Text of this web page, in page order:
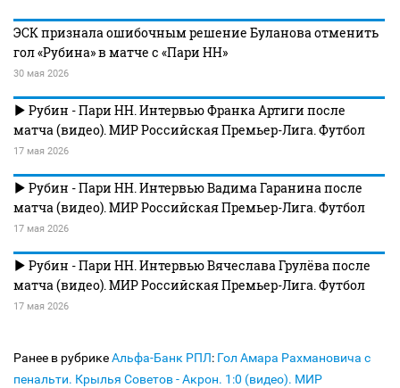
ЭСК признала ошибочным решение Буланова отменить
гол «Рубина» в матче с «Пари НН»
30 мая 2026
Рубин - Пари НН. Интервью Франка Артиги после
матча (видео). МИР Российская Премьер-Лига. Футбол
17 мая 2026
Рубин - Пари НН. Интервью Вадима Гаранина после
матча (видео). МИР Российская Премьер-Лига. Футбол
17 мая 2026
Рубин - Пари НН. Интервью Вячеслава Грулёва после
матча (видео). МИР Российская Премьер-Лига. Футбол
17 мая 2026
Ранее в рубрикеАльфа-Банк РПЛ: Гол Амара Рахмановича с
пенальти. Крылья Советов - Акрон. 1:0 (видео). МИР